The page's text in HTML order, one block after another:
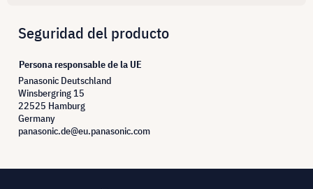
Seguridad del producto
Persona responsable de la UE
Panasonic Deutschland
Winsbergring 15
22525 Hamburg
Germany
panasonic.de@eu.panasonic.com